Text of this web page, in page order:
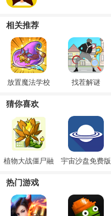
相关推荐
放置魔法学校 找茬解谜
猜你喜欢
植物大战僵尸融
合版手机版
宇宙沙盘免费版
热门游戏